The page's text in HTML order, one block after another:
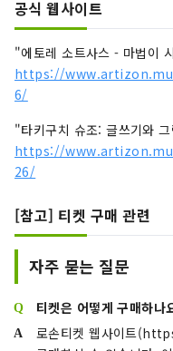
공식 웹사이트
"에토레 소트사스 - 마법이
https://
6/
"타키구치 슈조: 글쓰기와
https://
26/
[참고] 티켓 구매 관련
자주 묻는 질문
티켓은 어떻게 구매하나
로손티켓 웹사이트